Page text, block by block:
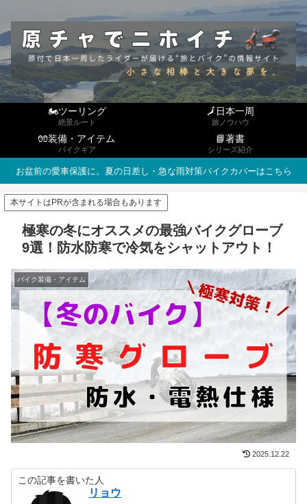
🏍ツーリング
絶景ルート
🗾日本一周
旅ノウハウ
🧤装備・アイテム
バイクギア
📘著書
シリーズ紹介
お盆前の愛車保護に。夏の日差し・急な雨対策バイクカバーはこちら
本サイトはPRが含まれる場合もあります
極寒の冬にオススメの最強バイクグローブ
9選！防水防寒で冷気をシャットアウト！
バイク装備・アイテム
2025.12.22
この記事を書いた人
リョウ